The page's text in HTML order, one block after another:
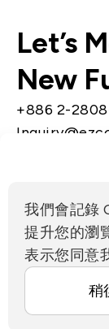
Let’s
New
+886 2-
新北市淡水
聯絡我們
合作夥伴連結
Copyright
我們會記錄
提升您的瀏
表示您同意
稍